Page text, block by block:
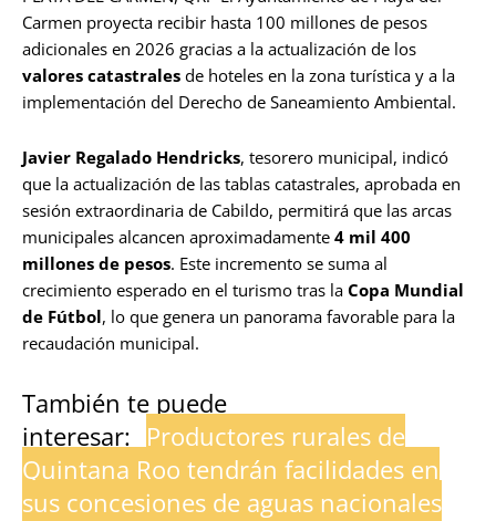
Carmen proyecta recibir hasta 100 millones de pesos
adicionales en 2026 gracias a la actualización de los
valores catastrales de hoteles en la zona turística y a la
implementación del Derecho de Saneamiento Ambiental.
Javier Regalado Hendricks, tesorero municipal, indicó
que la actualización de las tablas catastrales, aprobada en
sesión extraordinaria de Cabildo, permitirá que las arcas
municipales alcancen aproximadamente 4 mil 400
millones de pesos. Este incremento se suma al
crecimiento esperado en el turismo tras la Copa Mundial
de Fútbol, lo que genera un panorama favorable para la
recaudación municipal.
También te puede
interesar: Productores rurales de
Quintana Roo tendrán facilidades en
sus concesiones de aguas nacionales